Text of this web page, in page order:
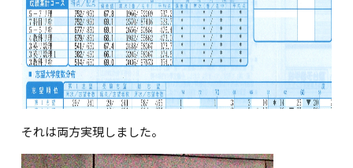
それは両方実現しました。